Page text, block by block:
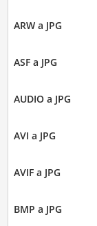
ARW a JPG
ASF a JPG
AUDIO a JPG
AVI a JPG
AVIF a JPG
BMP a JPG